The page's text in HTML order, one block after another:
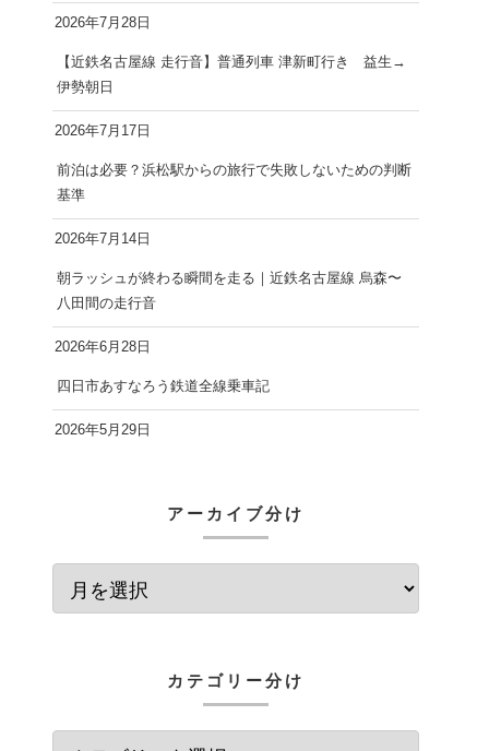
2026年7月28日
【近鉄名古屋線 走行音】普通列車 津新町行き 益生→
伊勢朝日
2026年7月17日
前泊は必要？浜松駅からの旅行で失敗しないための判断
基準
2026年7月14日
朝ラッシュが終わる瞬間を走る｜近鉄名古屋線 烏森〜
八田間の走行音
2026年6月28日
四日市あすなろう鉄道全線乗車記
2026年5月29日
アーカイブ分け
カテゴリー分け